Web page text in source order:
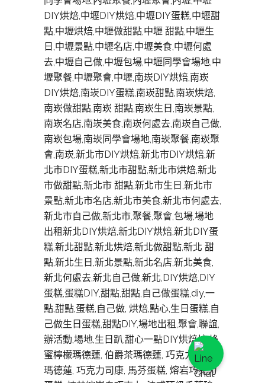
DIY烘焙,中壢DIY烘焙,中壢DIY蛋糕,中壢甜
點,中壢烘焙,中壢做甜點,中壢 甜點,中壢生
日,中壢景點,中壢名店,中壢美食,中壢何處
去,中壢自己做,中壢包場,中壢同學會場地,中
壢聚餐,中壢聚會,中壢,南崁DIY烘焙,南崁
DIY烘焙,南崁DIY蛋糕,南崁甜點,南崁烘焙,
南崁做甜點,南崁 甜點,南崁生日,南崁景點,
南崁名店,南崁美食,南崁何處去,南崁自己做,
南崁包場,南崁同學會場地,南崁聚餐,南崁聚
會,南崁,新北市DIY烘焙,新北市DIY烘焙,新
北市DIY蛋糕,新北市甜點,新北市烘焙,新北
市做甜點,新北市 甜點,新北市生日,新北市
景點,新北市名店,新北市美食,新北市何處去,
新北市自己做,新北市,聚餐,聚會,包場,場地
出租新北DIY烘焙,新北DIY烘焙,新北DIY蛋
糕,新北甜點,新北烘焙,新北做甜點,新北 甜
點,新北生日,新北景點,新北名店,新北美食,
新北何處去,新北自己做,新北,DIY烘焙,DIY
蛋糕,蛋糕DIY,甜點,甜點,自己做蛋糕,diy,一
點,甜點,蛋糕,自己做, 烘焙,點心,生日蛋糕,自
己做生日蛋糕,甜點DIY,場地出租,聚會,聯誼,
辦活動,場地,生日趴,甜心一點DIY烘焙坊,蜂
蜜檸檬瑪德蓮, 伯爵茶瑪德蓮, 巧克力可可
瑪德蓮, 巧克力司康, 馬芬蛋糕, 熔岩巧克力